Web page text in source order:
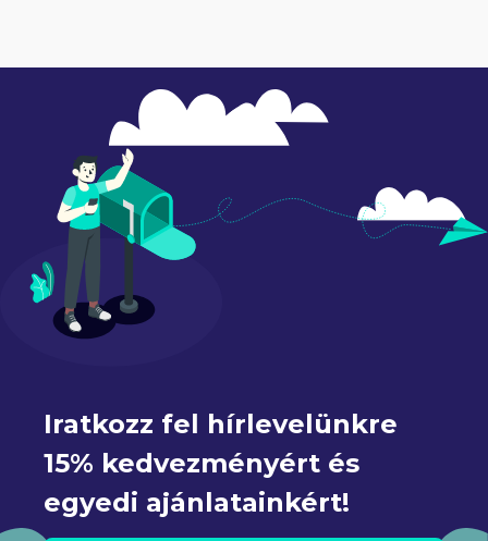
Iratkozz fel hírlevelünkre
15% kedvezményért és
egyedi ajánlatainkért!